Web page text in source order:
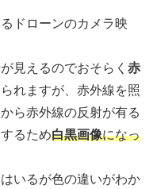
ドローンのカメラ映
見えるのでおそらく 赤
れますが、赤外線を照
ら赤外線の反射が有る
るため白黒画像になっ
いるが色の違いがわか